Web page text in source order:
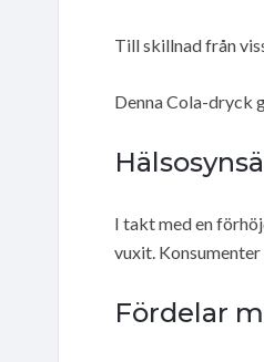
Till skillnad från
Denna Cola-dryck
I takt med en
vuxit.
Fördelar